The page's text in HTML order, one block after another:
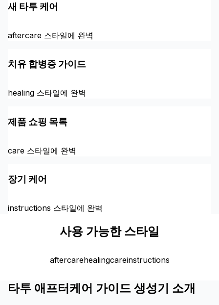
새 타투 케어
aftercare 스타일에 완벽
치유 합병증 가이드
healing 스타일에 완벽
제품 쇼핑 목록
care 스타일에 완벽
장기 케어
instructions 스타일에 완벽
사용 가능한 스타일
aftercarehealingcareinstructions
타투 애프터케어 가이드 생성기 소개